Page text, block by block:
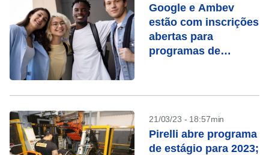
Google e Ambev
estão com inscrições
abertas para
programas de
21/03/23 - 18:57min
Pirelli abre programa
de estágio para 2023;